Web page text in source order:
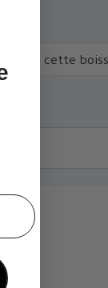
avec cette